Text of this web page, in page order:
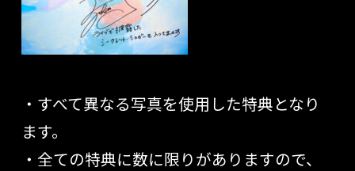
・すべて異なる写真を使用した特典となり
ます。
・全ての特典に数に限りがありますので、